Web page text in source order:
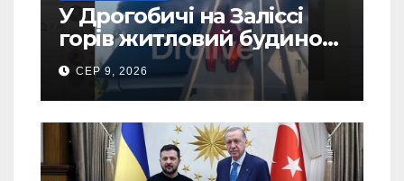
У Дрогобичі на Заліссі
горів житловий будинок
(Відео)
СЕР 9, 2026